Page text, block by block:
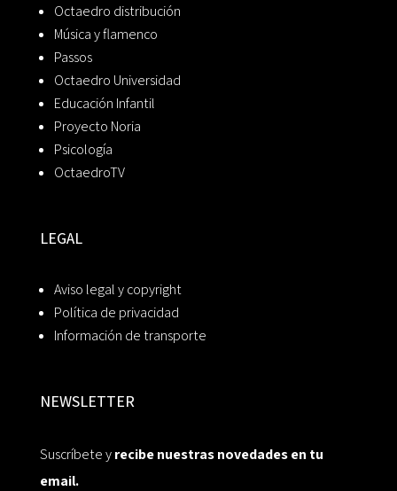
Octaedro distribución
Música y flamenco
Passos
Octaedro Universidad
Educación Infantil
Proyecto Noria
Psicología
OctaedroTV
LEGAL
Aviso legal y copyright
Política de privacidad
Información de transporte
NEWSLETTER
Suscríbete yrecibe nuestras novedades en tu
email.